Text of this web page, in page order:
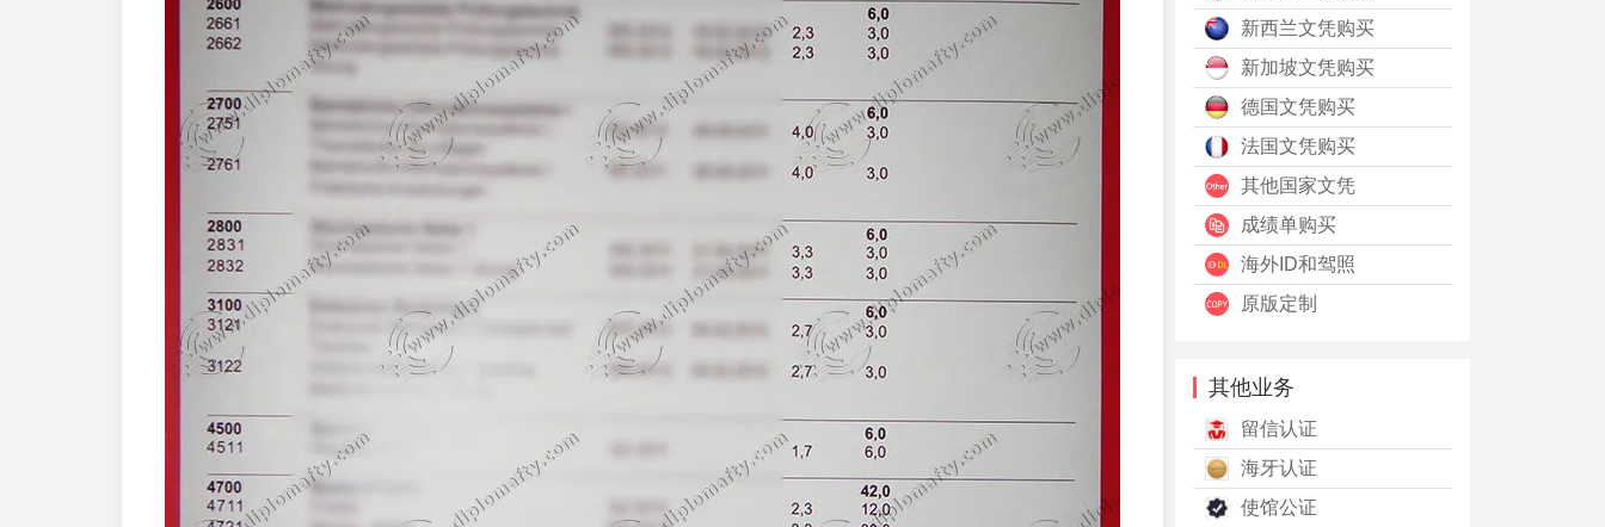
新西兰文凭购买
新加坡文凭购买
德国文凭购买
法国文凭购买
其他国家文凭
成绩单购买
海外ID和驾照
原版定制
其他业务
留信认证
海牙认证
使馆公证